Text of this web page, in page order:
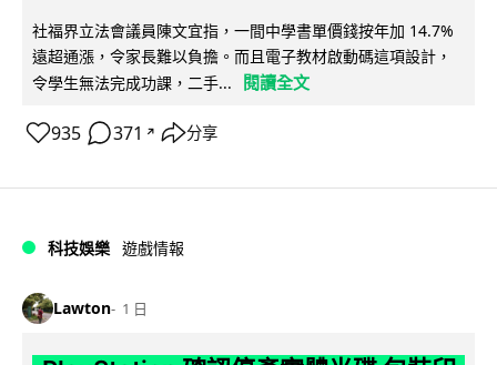
社福界立法會議員陳文宜指，一間中學書單價錢按年加 14.7%
遠超通漲，令家長難以負擔。而且電子教材啟動碼這項設計，
令學生無法完成功課，二手...
閱讀全文
935 371 ↗ 分享
科技娛樂 遊戲情報
Lawton 1 日